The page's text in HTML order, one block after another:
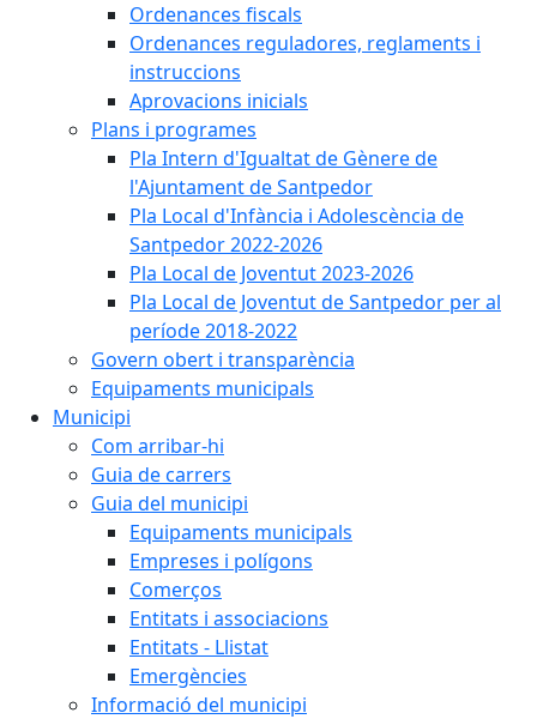
Ordenances fiscals
Ordenances reguladores, reglaments i
instruccions
Aprovacions inicials
Plans i programes
Pla Intern d'Igualtat de Gènere de
l'Ajuntament de Santpedor
Pla Local d'Infància i Adolescència de
Santpedor 2022-2026
Pla Local de Joventut 2023-2026
Pla Local de Joventut de Santpedor per al
període 2018-2022
Govern obert i transparència
Equipaments municipals
Municipi
Com arribar-hi
Guia de carrers
Guia del municipi
Equipaments municipals
Empreses i polígons
Comerços
Entitats i associacions
Entitats - Llistat
Emergències
Informació del municipi